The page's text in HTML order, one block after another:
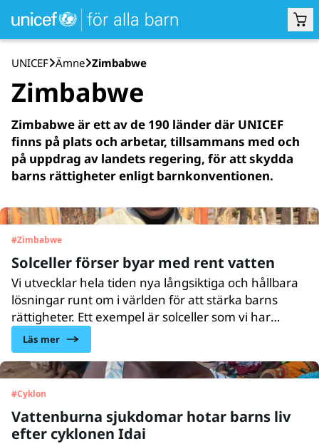
UNICEF Ämne Zimbabwe
Zimbabwe
Zimbabwe är ett av de 190 länder där UNICEF
finns på plats och arbetar, tillsammans med och
på uppdrag av landets regering, för att skydda
barns rättigheter enligt barnkonventionen.
#Zimbabwe
Solceller förser byar med rent vatten
Vi utvecklar hela tiden nya lång­siktiga och håll­bara
lös­ningar runt om i världen för att stärka barns
rättig­heter. Ett exempel är sol­celler som vi har
instal­lerat i Zimbabwe för att förse byar med
förnyel­se­bar energi, något som tryggar vatten­för­
sörj­ningen.
Läs mer
#Cyklon
Vattenburna sjukdomar hotar barns liv
efter cyklonen Idai